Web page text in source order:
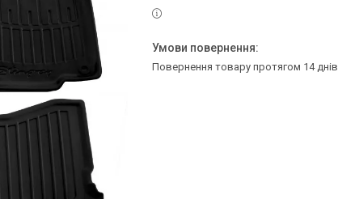
повернення товару протягом 14 днів